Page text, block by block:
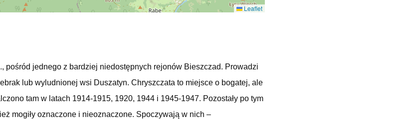
Leaflet
pośród jednego z bardziej niedostępnych rejonów Bieszczad. Prowadzi
lub wyludnionej wsi Duszatyn. Chryszczata to miejsce o bogatej, ale
tam w latach 1914-1915, 1920, 1944 i 1945-1947. Pozostały po tym
mogiły oznaczone i nieoznaczone. Spoczywają w nich –